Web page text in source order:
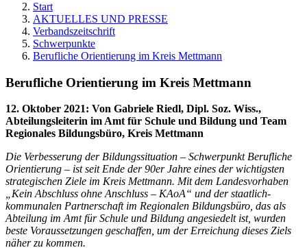
Start
AKTUELLES UND PRESSE
Verbandszeitschrift
Schwerpunkte
Berufliche Orientierung im Kreis Mettmann
Berufliche Orientierung im Kreis Mettmann
12. Oktober 2021: Von Gabriele Riedl, Dipl. Soz. Wiss.,
Abteilungsleiterin im Amt für Schule und Bildung und Team
Regionales Bildungsbüro, Kreis Mettmann
Die Verbesserung der Bildungssituation – Schwerpunkt Berufliche
Orientierung – ist seit Ende der 90er Jahre eines der wichtigsten
strategischen Ziele im Kreis Mettmann. Mit dem Landesvorhaben
„Kein Abschluss ohne Anschluss – KAoA“ und der staatlich-
kommunalen Partnerschaft im Regionalen Bildungsbüro, das als
Abteilung im Amt für Schule und Bildung angesiedelt ist, wurden
beste Voraussetzungen geschaffen, um der Erreichung dieses Ziels
näher zu kommen.